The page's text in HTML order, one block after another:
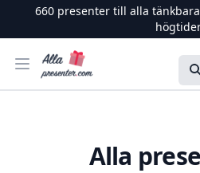
660presenter till alla
Öppna menyn
Alla Presenter Sök
Alla